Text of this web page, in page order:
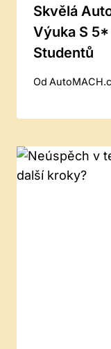
Skvělá
Výuka S
Studentů
Od